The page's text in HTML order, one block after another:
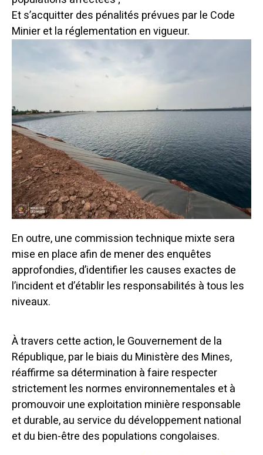
Et s’acquitter des pénalités prévues par le Code
Minier et la réglementation en vigueur.
En outre, une commission technique mixte sera
mise en place afin de mener des enquêtes
approfondies, d’identifier les causes exactes de
l’incident et d’établir les responsabilités à tous les
niveaux.
À travers cette action, le Gouvernement de la
République, par le biais du Ministère des Mines,
réaffirme sa détermination à faire respecter
strictement les normes environnementales et à
promouvoir une exploitation minière responsable
et durable, au service du développement national
et du bien-être des populations congolaises.